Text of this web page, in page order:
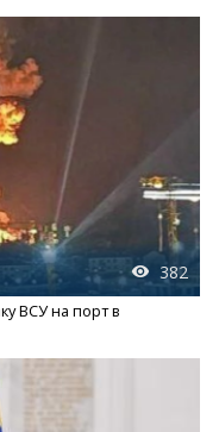
382
ВСУ на порт в